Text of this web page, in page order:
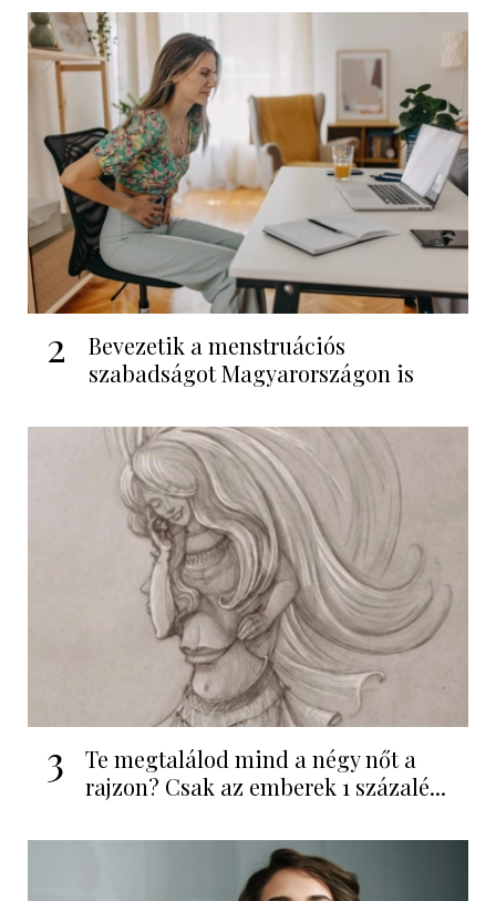
2
Bevezetik a menstruációs
szabadságot Magyarországon is
3
Te megtalálod mind a négy nőt a
rajzon? Csak az emberek 1 százalé...